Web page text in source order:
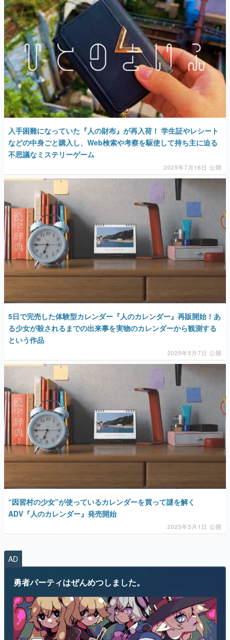
入手困難になっていた『人の財布』が再入荷！ 学生証やレシート
などの中身ごと購入し、Web検索や考察を駆使して持ち主に迫る
不思議なミステリーゲーム
2025年7月16日 公開
5日で完売した体験型カレンダー『人のカレンダー』再販開始！あ
る少女が殺されるまでの出来事を実物のカレンダーから観測する
という作品
2025年5月7日 公開
“因習村の少女”が使っているカレンダーを買って謎を解く
ADV『人のカレンダー』発売開始
2025年5月1日 公開
AD
勇者パーティはぜんめつしました。